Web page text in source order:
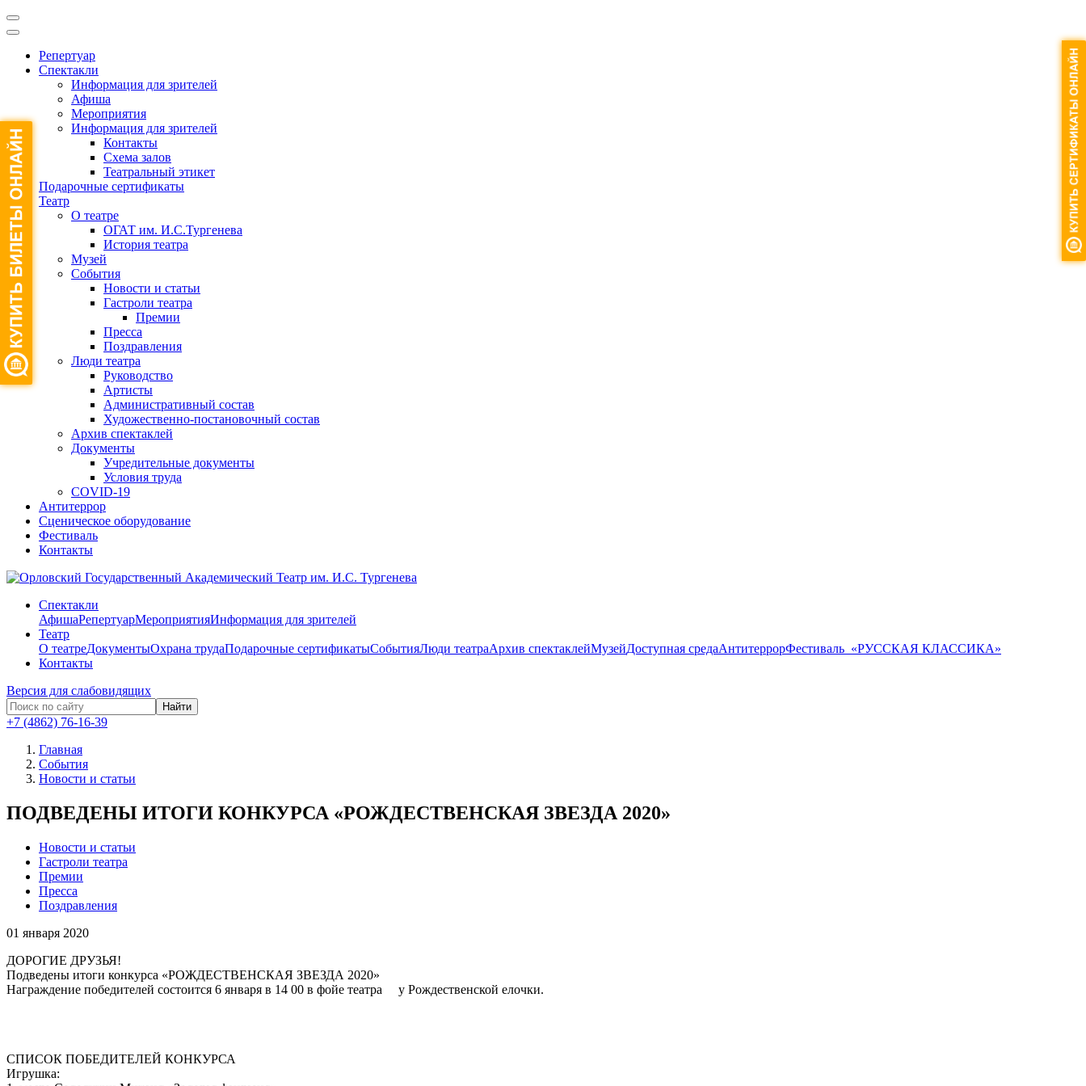
Репертуар
Спектакли
Информация для зрителей
Афиша
Мероприятия
Информация для зрителей
Контакты
Схема залов
Театральный этикет
Подарочные сертификаты
Театр
О театре
ОГАТ им. И.С.Тургенева
История театра
Музей
События
Новости и статьи
Гастроли театра
Премии
Пресса
Поздравления
Люди театра
Руководство
Артисты
Административный состав
Художественно-постановочный состав
Архив спектаклей
Документы
Учредительные документы
Условия труда
COVID-19
Антитеррор
Сценическое оборудование
Фестиваль
Контакты
Спектакли
АфишаРепертуарМероприятияИнформация для зрителей
Театр
О театреДокументыОхрана трудаПодарочные сертификатыСобытияЛюди театраАрхив спектаклейМузейДоступная средаАнтитеррорФестиваль ​ «РУССКАЯ КЛАССИКА»
Контакты
Версия для слабовидящих
Найти
+7 (4862) 76-16-39
Главная
События
Новости и статьи
ПОДВЕДЕНЫ ИТОГИ КОНКУРСА «РОЖДЕСТВЕНСКАЯ ЗВЕЗДА 2020»
Новости и статьи
Гастроли театра
Премии
Пресса
Поздравления
01 января 2020
ДОРОГИЕ ДРУЗЬЯ!
Подведены итоги конкурса «РОЖДЕСТВЕНСКАЯ ЗВЕЗДА 2020»
Награждение победителей состоится 6 января в 14 00 в фойе театра у Рождественской елочки.
СПИСОК ПОБЕДИТЕЛЕЙ КОНКУРСА
Игрушка: